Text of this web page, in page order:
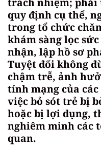
quy định cụ thể,
trong tổ chức
khám sàng lọc
nhận, lập hồ sơ
Tuyệt đối không
chậm trễ, ảnh
tính mạng của
việc bỏ sót trẻ bị
hoặc bị lợi dụng,
nghiêm minh các
quan.